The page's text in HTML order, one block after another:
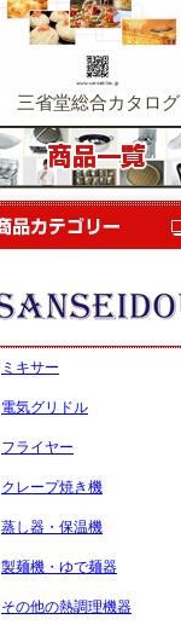
三省堂総合カタログ
ミキサー
電気グリドル
フライヤー
クレープ焼き機
蒸し器・保温機
製麺機・ゆで麺器
その他の熱調理機器